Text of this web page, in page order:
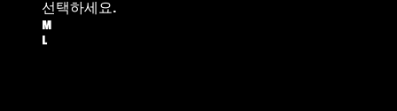
선택하세요.
M
L